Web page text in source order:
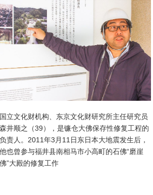
国立文化财机构、东京文化财研究所主任研究员
森井顺之（39），是镰仓大佛保存性修复工程的
负责人。2011年3月11日东日本大地震发生后，
他也曾参与福井县南相马市小高町的石佛“磨崖
佛”大殿的修复工作